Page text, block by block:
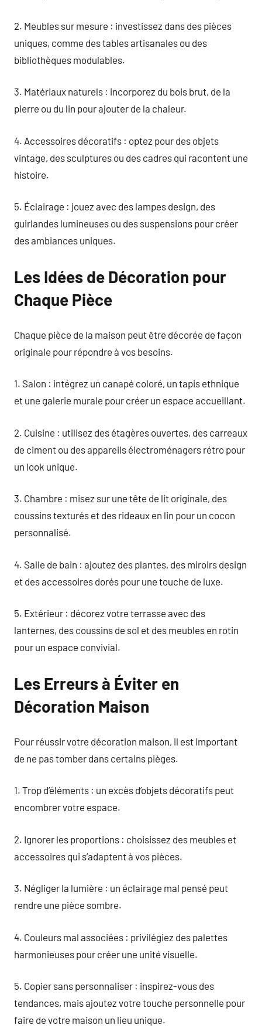
2. Meubles sur mesure : investissez dans des pièces
uniques, comme des tables artisanales ou des
bibliothèques modulables.
3. Matériaux naturels : incorporez du bois brut, de la
pierre ou du lin pour ajouter de la chaleur.
4. Accessoires décoratifs : optez pour des objets
vintage, des sculptures ou des cadres qui racontent une
histoire.
5. Éclairage : jouez avec des lampes design, des
guirlandes lumineuses ou des suspensions pour créer
des ambiances uniques.
Les Idées de Décoration pour
Chaque Pièce
Chaque pièce de la maison peut être décorée de façon
originale pour répondre à vos besoins.
1. Salon : intégrez un canapé coloré, un tapis ethnique
et une galerie murale pour créer un espace accueillant.
2. Cuisine : utilisez des étagères ouvertes, des carreaux
de ciment ou des appareils électroménagers rétro pour
un look unique.
3. Chambre : misez sur une tête de lit originale, des
coussins texturés et des rideaux en lin pour un cocon
personnalisé.
4. Salle de bain : ajoutez des plantes, des miroirs design
et des accessoires dorés pour une touche de luxe.
5. Extérieur : décorez votre terrasse avec des
lanternes, des coussins de sol et des meubles en rotin
pour un espace convivial.
Les Erreurs à Éviter en
Décoration Maison
Pour réussir votre décoration maison, il est important
de ne pas tomber dans certains pièges.
1. Trop d’éléments : un excès d’objets décoratifs peut
encombrer votre espace.
2. Ignorer les proportions : choisissez des meubles et
accessoires qui s’adaptent à vos pièces.
3. Négliger la lumière : un éclairage mal pensé peut
rendre une pièce sombre.
4. Couleurs mal associées : privilégiez des palettes
harmonieuses pour créer une unité visuelle.
5. Copier sans personnaliser : inspirez-vous des
tendances, mais ajoutez votre touche personnelle pour
faire de votre maison un lieu unique.